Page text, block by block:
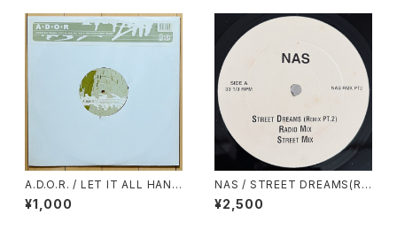
A.D.O.R. / LET IT ALL HANG
OUT(RAE & CHRISTIAN RE
MIX)
¥1,000
NAS / STREET DREAMS(RE
MIX PT.2)
¥2,500